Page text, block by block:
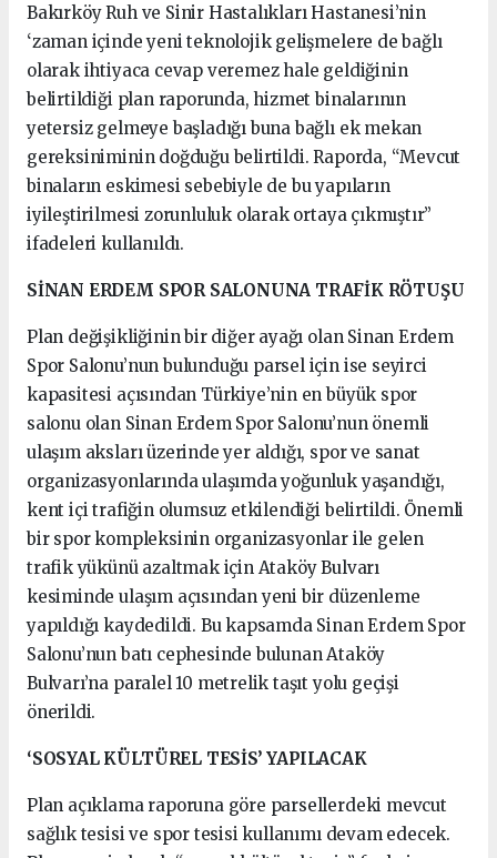
Bakırköy Ruh ve Sinir Hastalıkları Hastanesi’nin
‘zaman içinde yeni teknolojik gelişmelere de bağlı
olarak ihtiyaca cevap veremez hale geldiğinin
belirtildiği plan raporunda, hizmet binalarının
yetersiz gelmeye başladığı buna bağlı ek mekan
gereksiniminin doğduğu belirtildi. Raporda, “Mevcut
binaların eskimesi sebebiyle de bu yapıların
iyileştirilmesi zorunluluk olarak ortaya çıkmıştır”
ifadeleri kullanıldı.
SİNAN ERDEM SPOR SALONUNA TRAFİK RÖTUŞU
Plan değişikliğinin bir diğer ayağı olan Sinan Erdem
Spor Salonu’nun bulunduğu parsel için ise seyirci
kapasitesi açısından Türkiye’nin en büyük spor
salonu olan Sinan Erdem Spor Salonu’nun önemli
ulaşım aksları üzerinde yer aldığı, spor ve sanat
organizasyonlarında ulaşımda yoğunluk yaşandığı,
kent içi trafiğin olumsuz etkilendiği belirtildi. Önemli
bir spor kompleksinin organizasyonlar ile gelen
trafik yükünü azaltmak için Ataköy Bulvarı
kesiminde ulaşım açısından yeni bir düzenleme
yapıldığı kaydedildi. Bu kapsamda Sinan Erdem Spor
Salonu’nun batı cephesinde bulunan Ataköy
Bulvarı’na paralel 10 metrelik taşıt yolu geçişi
önerildi.
‘SOSYAL KÜLTÜREL TESİS’ YAPILACAK
Plan açıklama raporuna göre parsellerdeki mevcut
sağlık tesisi ve spor tesisi kullanımı devam edecek.